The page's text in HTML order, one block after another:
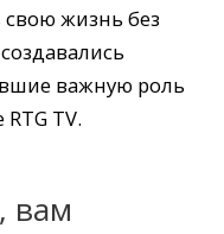
жизнь без
важную роль
TV.
вам